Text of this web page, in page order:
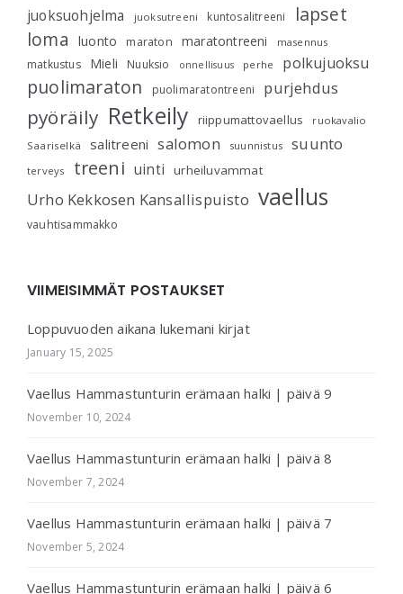
juoksuohjelma juoksutreeni kuntosalitreeni
lapset
loma
luonto maraton maratontreeni masennus
matkustus Mieli Nuuksio onnellisuus perhe polkujuoksu
puolimaraton puolimaratontreeni purjehdus
pyöräily Retkeily riippumattovaellus
ruokavalio
Saariselkä
salitreeni salomon suunnistus suunto
terveys treeni uinti urheiluvammat
Urho Kekkosen Kansallispuisto vaellus
vauhtisammakko
VIIMEISIMMÄT POSTAUKSET
Loppuvuoden aikana lukemani kirjat
January 15, 2025
Vaellus Hammastunturin erämaan halki | päivä 9
November 10, 2024
Vaellus Hammastunturin erämaan halki | päivä 8
November 7, 2024
Vaellus Hammastunturin erämaan halki | päivä 7
November 5, 2024
Vaellus Hammastunturin erämaan halki | päivä 6